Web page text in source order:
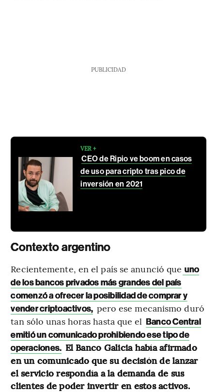
PUBLICIDAD
VER +
CEO de Ripio ve boom en casos
de uso para cripto tras pico de
inversión en 2021
Contexto argentino
Recientemente, en el país se anunció que uno
de los bancos privados más grandes del país
comenzó a ofrecer la posibilidad de comprar y
vender criptoactivos, pero ese mecanismo duró
tan sólo unas horas hasta que el Banco Central
emitió un comunicado prohibiendo ese tipo de
operaciones. El Banco Galicia había afirmado
en un comunicado que su decisión de lanzar
el servicio respondía a la demanda de sus
clientes de poder invertir en estos activos.